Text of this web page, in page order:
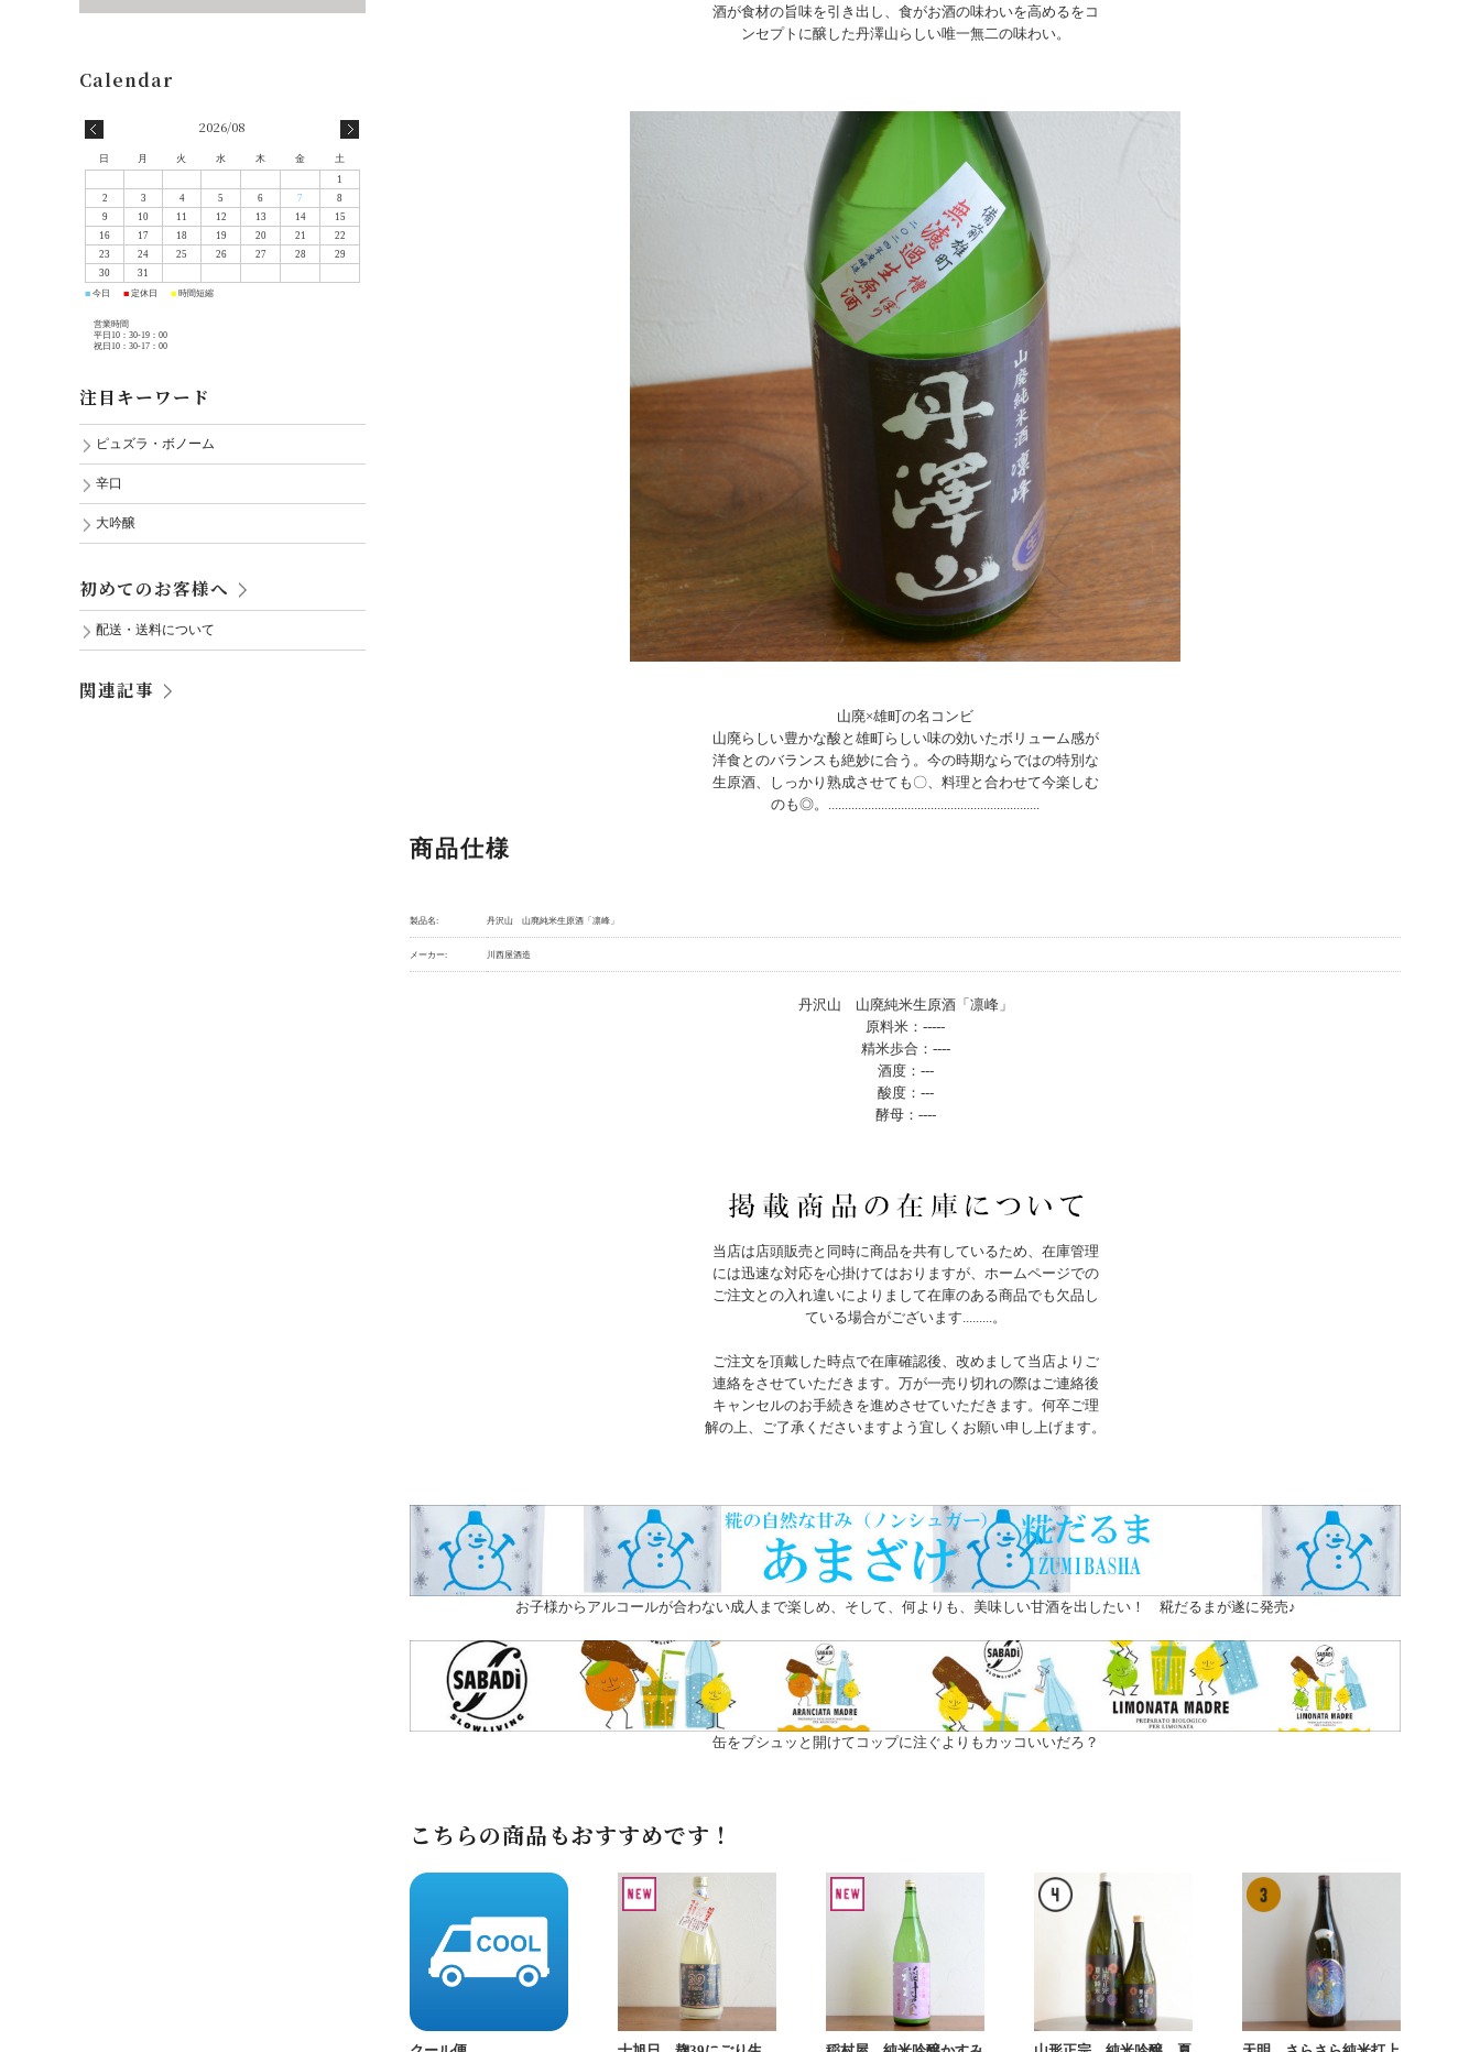
酒が食材の旨味を引き出し、食がお酒の味わいを高めるをコ
ンセプトに醸した丹澤山らしい唯一無二の味わい。
山廃×雄町の名コンビ
山廃らしい豊かな酸と雄町らしい味の効いたボリューム感が
洋食とのバランスも絶妙に合う。今の時期ならではの特別な
生原酒、しっかり熟成させても〇、料理と合わせて今楽しむ
のも◎。................................................................
商品仕様
製品名: 丹沢山 山廃純米生原酒「凛峰」
メーカー: 川西屋酒造
丹沢山 山廃純米生原酒「凛峰」
原料米：-----
精米歩合：----
酒度：---
酸度：---
酵母：----
当店は店頭販売と同時に商品を共有しているため、在庫管理
には迅速な対応を心掛けてはおりますが、ホームページでの
ご注文との入れ違いによりまして在庫のある商品でも欠品し
ている場合がございます.........。
ご注文を頂戴した時点で在庫確認後、改めまして当店よりご
連絡をさせていただきます。万が一売り切れの際はご連絡後
キャンセルのお手続きを進めさせていただきます。何卒ご理
解の上、ご了承くださいますよう宜しくお願い申し上げます。
お子様からアルコールが合わない成人まで楽しめ、そして、何よりも、美味しい甘酒を出したい！ 糀だるまが遂に発売♪
缶をプシュッと開けてコップに注ぐよりもカッコいいだろ？
こちらの商品もおすすめです！
2026/08
日 月 火 水 木 金
土
1
2
3 4 5 6 7
8
9
10 11 12 13 14
15
16
17 18 19 20 21
22
23
24 25 26 27 28
29
30
31
■ 今日 ■ 定休日 ■ 時間短縮
営業時間
平日10：30-19：00
祝日10：30-17：00
注目キーワード
ピュズラ・ボノーム
辛口
大吟醸
初めてのお客様へ
配送・送料について
関連記事